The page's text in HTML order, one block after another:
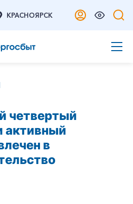
КРАСНОЯРСК
четвертый
активный
в